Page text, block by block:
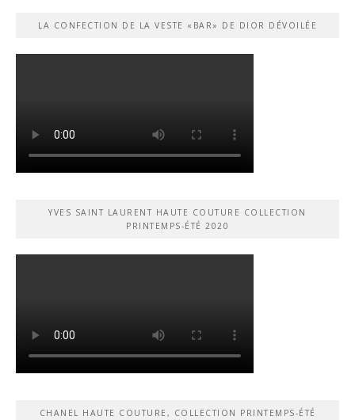
LA CONFECTION DE LA VESTE «BAR» DE DIOR DÉVOILÉE
YVES SAINT LAURENT HAUTE COUTURE COLLECTION
PRINTEMPS-ÉTÉ 2020
CHANEL HAUTE COUTURE, COLLECTION PRINTEMPS-ÉTÉ